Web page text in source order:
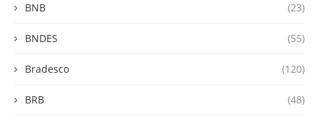
BNB (23)
BNDES (55)
Bradesco (120)
BRB (48)